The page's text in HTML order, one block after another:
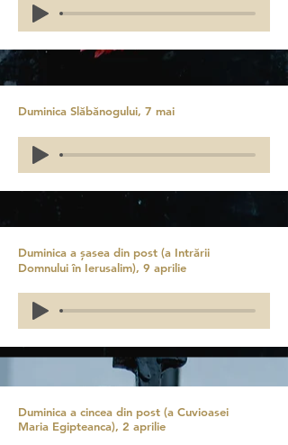
Duminica Slăbănogului, 7 mai
Duminica a șasea din post (a Intrării
Domnului în Ierusalim), 9 aprilie
Duminica a cincea din post (a Cuvioasei
Maria Egipteanca), 2 aprilie